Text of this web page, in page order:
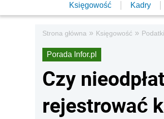
Księgowość Kadry
Strona główna » Księgowość » Podatki
Porada Infor.pl
Czy
rejestrować